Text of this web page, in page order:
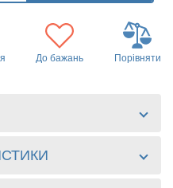
До бажань Порівняти